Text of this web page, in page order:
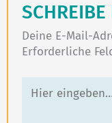
Deine E-Mail-
Erforderliche
eingeben…